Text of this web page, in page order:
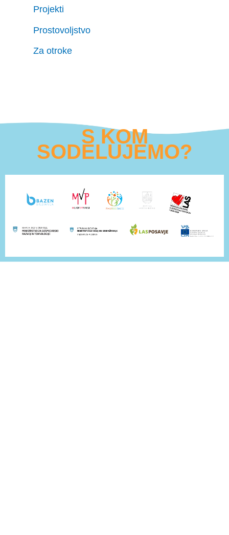
Projekti
Prostovoljstvo
Za otroke
S KOM
SODELUJEMO?